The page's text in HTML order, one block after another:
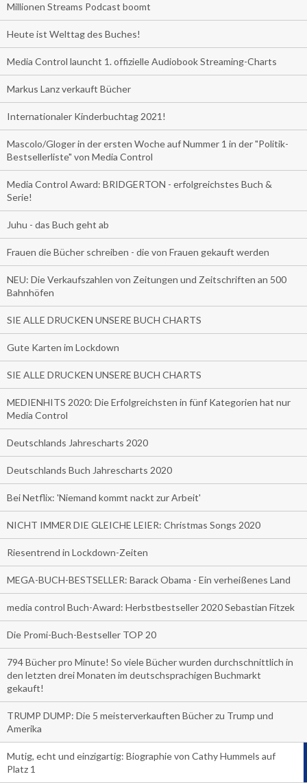
Millionen Streams Podcast boomt
Heute ist Welttag des Buches!
Media Control launcht 1. offizielle Audiobook Streaming-Charts
Markus Lanz verkauft Bücher
Internationaler Kinderbuchtag 2021!
Mascolo/Gloger in der ersten Woche auf Nummer 1 in der "Politik-
Bestsellerliste" von Media Control
Media Control Award: BRIDGERTON - erfolgreichstes Buch &
Serie!
Juhu - das Buch geht ab
Frauen die Bücher schreiben - die von Frauen gekauft werden
NEU: Die Verkaufszahlen von Zeitungen und Zeitschriften an 500
Bahnhöfen
SIE ALLE DRUCKEN UNSERE BUCH CHARTS
Gute Karten im Lockdown
SIE ALLE DRUCKEN UNSERE BUCH CHARTS
MEDIENHITS 2020: Die Erfolgreichsten in fünf Kategorien hat nur
Media Control
Deutschlands Jahrescharts 2020
Deutschlands Buch Jahrescharts 2020
Bei Netflix: 'Niemand kommt nackt zur Arbeit'
NICHT IMMER DIE GLEICHE LEIER: Christmas Songs 2020
Riesentrend in Lockdown-Zeiten
MEGA-BUCH-BESTSELLER: Barack Obama - Ein verheißenes Land
media control Buch-Award: Herbstbestseller 2020 Sebastian Fitzek
Die Promi-Buch-Bestseller TOP 20
794 Bücher pro Minute! So viele Bücher wurden durchschnittlich in
den letzten drei Monaten im deutschsprachigen Buchmarkt
gekauft!
TRUMP DUMP: Die 5 meisterverkauften Bücher zu Trump und
Amerika
Mutig, echt und einzigartig: Biographie von Cathy Hummels auf
Platz 1